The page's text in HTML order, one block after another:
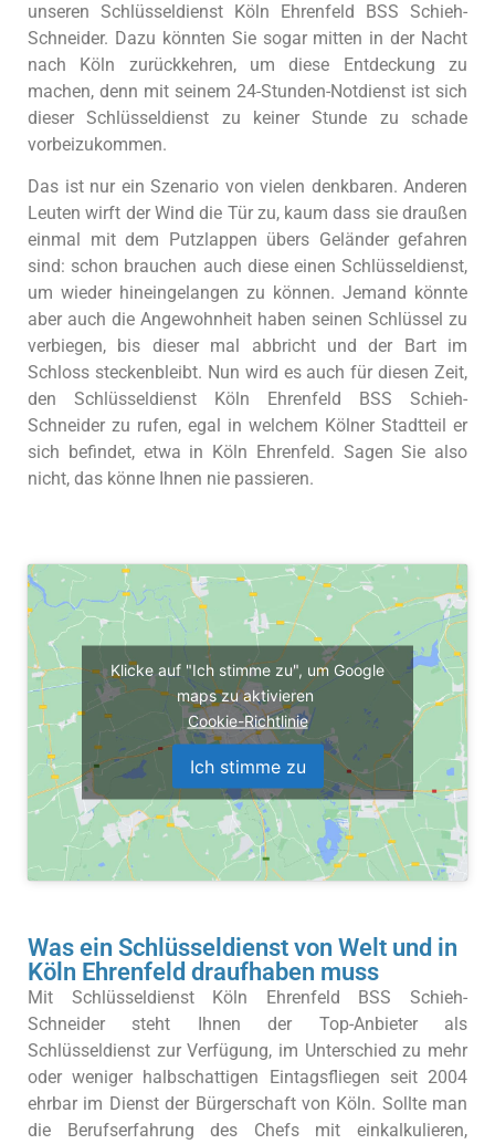
unseren Schlüsseldienst Köln Ehrenfeld BSS Schieh-
Schneider. Dazu könnten Sie sogar mitten in der Nacht
nach Köln zurückkehren, um diese Entdeckung zu
machen, denn mit seinem 24-Stunden-Notdienst ist sich
dieser Schlüsseldienst zu keiner Stunde zu schade
vorbeizukommen.
Das ist nur ein Szenario von vielen denkbaren. Anderen
Leuten wirft der Wind die Tür zu, kaum dass sie draußen
einmal mit dem Putzlappen übers Geländer gefahren
sind: schon brauchen auch diese einen Schlüsseldienst,
um wieder hineingelangen zu können. Jemand könnte
aber auch die Angewohnheit haben seinen Schlüssel zu
verbiegen, bis dieser mal abbricht und der Bart im
Schloss steckenbleibt. Nun wird es auch für diesen Zeit,
den Schlüsseldienst Köln Ehrenfeld BSS Schieh-
Schneider zu rufen, egal in welchem Kölner Stadtteil er
sich befindet, etwa in Köln Ehrenfeld. Sagen Sie also
nicht, das könne Ihnen nie passieren.
Klicke auf "Ich stimme zu", um Google
maps zu aktivieren
Cookie-Richtlinie
Ich stimme zu
Was ein Schlüsseldienst von Welt und in
Köln Ehrenfeld draufhaben muss
Mit Schlüsseldienst Köln Ehrenfeld BSS Schieh-
Schneider steht Ihnen der Top-Anbieter als
Schlüsseldienst zur Verfügung, im Unterschied zu mehr
oder weniger halbschattigen Eintagsfliegen seit 2004
ehrbar im Dienst der Bürgerschaft von Köln. Sollte man
die Berufserfahrung des Chefs mit einkalkulieren,